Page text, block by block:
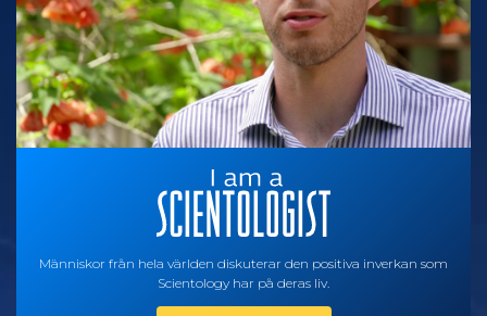
Människor från hela världen diskuterar den positiva inverkan som
Scientology har på deras liv.